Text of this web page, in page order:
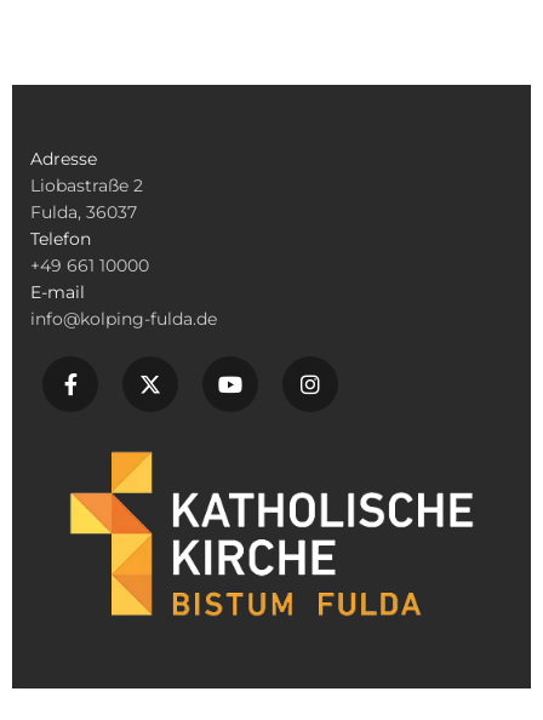
Adresse
Liobastraße 2
Fulda, 36037
Telefon
+49 661 10000
E-mail
info@kolping-fulda.de